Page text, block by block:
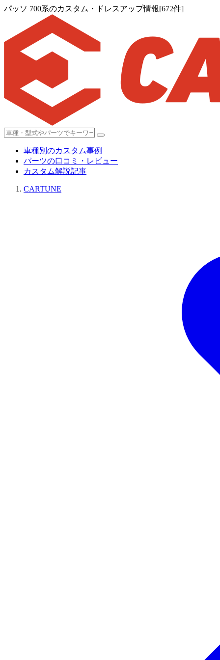
パッソ 700系のカスタム・ドレスアップ情報[672件]
車種別のカスタム事例
パーツの口コミ・レビュー
カスタム解説記事
CARTUNE